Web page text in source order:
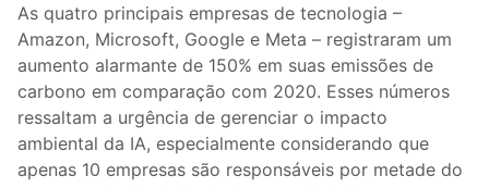
As quatro principais empresas de tecnologia –
Amazon, Microsoft, Google e Meta – registraram um
aumento alarmante de 150% em suas emissões de
carbono em comparação com 2020. Esses números
ressaltam a urgência de gerenciar o impacto
ambiental da IA, especialmente considerando que
apenas 10 empresas são responsáveis por metade do